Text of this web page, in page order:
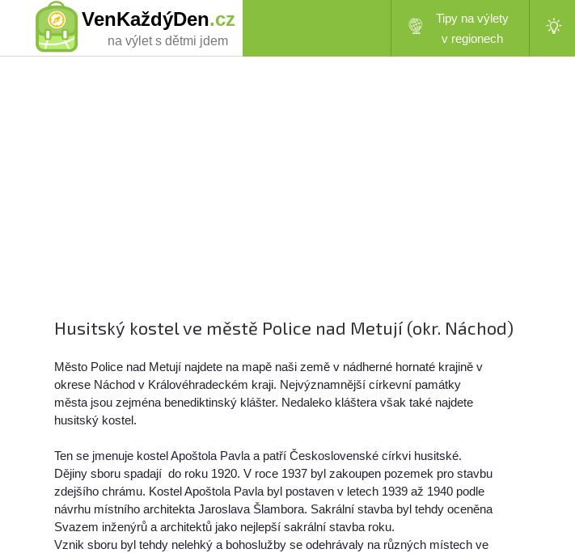
VenKaždýDen.cz
na výlet s dětmi jdem
Tipy na výlety
v regionech
Husitský kostel ve městě Police nad Metují (okr. Náchod)
Město Police nad Metují najdete na mapě naši země v nádherné hornaté krajině v
okrese Náchod v Královéhradeckém kraji. Nejvýznamnější církevní památky
města jsou zejména benediktinský klášter. Nedaleko kláštera však také najdete
husitský kostel.
Ten se jmenuje kostel Apoštola Pavla a patří Československé církvi husitské.
Dějiny sboru spadají do roku 1920. V roce 1937 byl zakoupen pozemek pro stavbu
zdejšího chrámu. Kostel Apoštola Pavla byl postaven v letech 1939 až 1940 podle
návrhu místního architekta Jaroslava Šlambora. Sakrální stavba byl tehdy oceněna
Svazem inženýrů a architektů jako nejlepší sakrální stavba roku.
Vznik sboru byl tehdy nelehký a bohoslužby se odehrávaly na různých místech ve